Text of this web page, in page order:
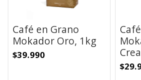
Café en Grano
Mokador Oro, 1kg
$39.990